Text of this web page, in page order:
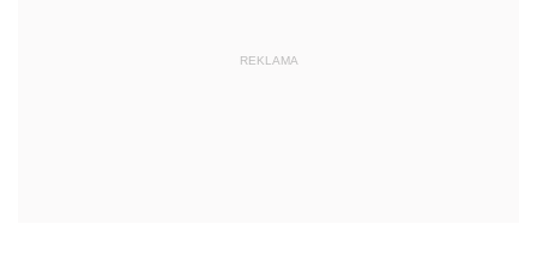
REKLAMA